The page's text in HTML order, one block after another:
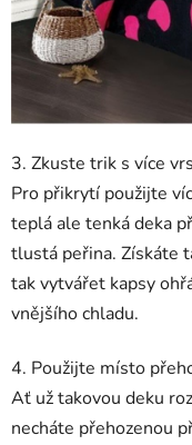
3. Zkuste trik s více
Pro přikrytí použijte
teplá ale tenká deka
tlustá peřina. Získáte
tak vytvářet kapsy
vnějšího chladu.
4. Použijte místo
Ať už takovou deku
necháte přehozenou